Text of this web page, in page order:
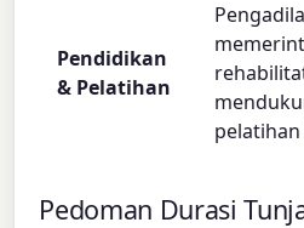
Pendidikan
& Pelatihan
Pedoman Durasi